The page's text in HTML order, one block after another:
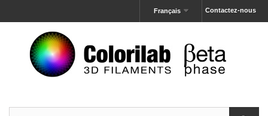
Contactez-nous
Français